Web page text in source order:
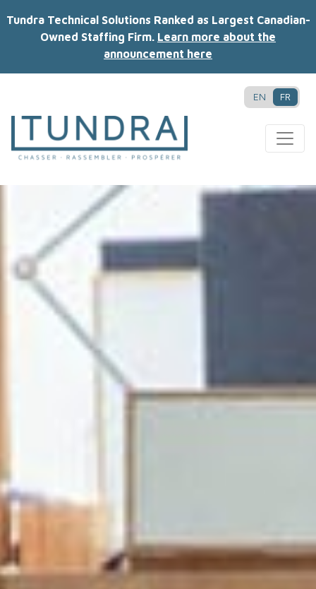
Tundra Technical Solutions Ranked as Largest Canadian-
Owned Staffing Firm. Learn more about the
announcement here
EN FR
MAIN NAVIGATION